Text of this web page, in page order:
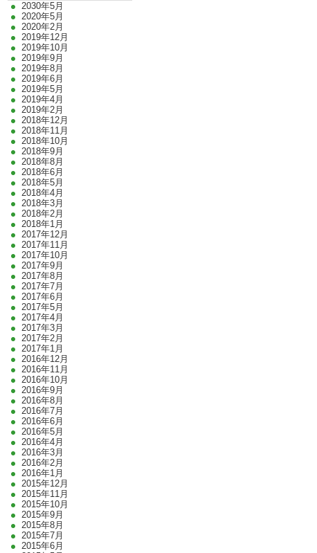
2030年5月
2020年5月
2020年2月
2019年12月
2019年10月
2019年9月
2019年8月
2019年6月
2019年5月
2019年4月
2019年2月
2018年12月
2018年11月
2018年10月
2018年9月
2018年8月
2018年6月
2018年5月
2018年4月
2018年3月
2018年2月
2018年1月
2017年12月
2017年11月
2017年10月
2017年9月
2017年8月
2017年7月
2017年6月
2017年5月
2017年4月
2017年3月
2017年2月
2017年1月
2016年12月
2016年11月
2016年10月
2016年9月
2016年8月
2016年7月
2016年6月
2016年5月
2016年4月
2016年3月
2016年2月
2016年1月
2015年12月
2015年11月
2015年10月
2015年9月
2015年8月
2015年7月
2015年6月